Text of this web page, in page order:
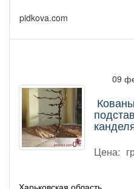
pidkova.com
09
Цена: